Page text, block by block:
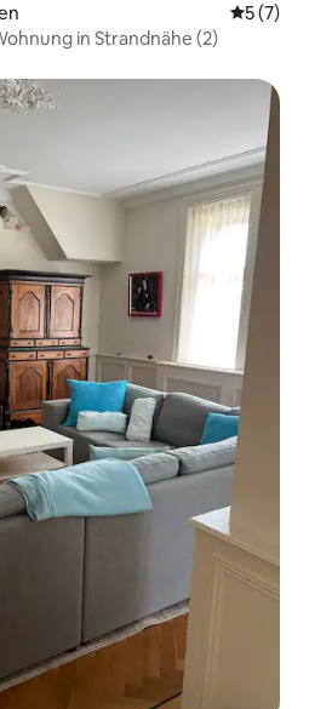
5 (7)
in Strandnähe (2)